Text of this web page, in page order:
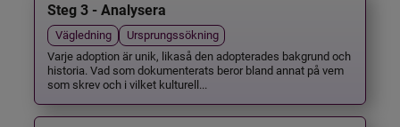
Steg 3 - Analysera
Vägledning
Ursprungssökning
Varje adoption är unik, likaså den adopterades bakgrund och
historia. Vad som dokumenterats beror bland annat på vem
som skrev och i vilket kulturell...